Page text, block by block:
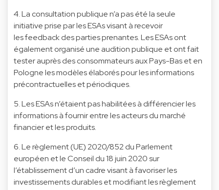
4. La consultation publique n’a pas été la seule
initiative prise par les ESAs visant à recevoir
les feedback des parties prenantes. Les ESAs ont
également organisé une audition publique et ont fait
tester auprès des consommateurs aux Pays-Bas et en
Pologne les modèles élaborés pour les informations
précontractuelles et périodiques.
5. Les ESAs n’étaient pas habilitées à différencier les
informations à fournir entre les acteurs du marché
financier et les produits.
6. Le règlement (UE) 2020/852 du Parlement
européen et le Conseil du 18 juin 2020 sur
l’établissement d’un cadre visant à favoriser les
investissements durables et modifiant les règlement